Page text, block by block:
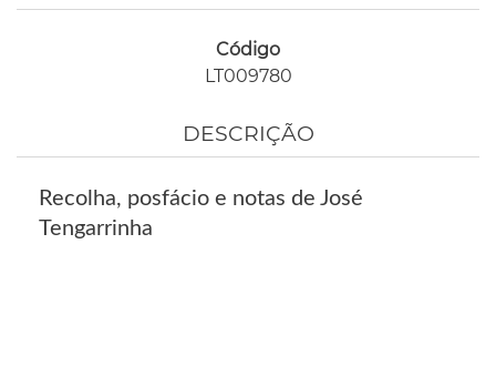
Código
LT009780
DESCRIÇÃO
Recolha, posfácio e notas de José
Tengarrinha